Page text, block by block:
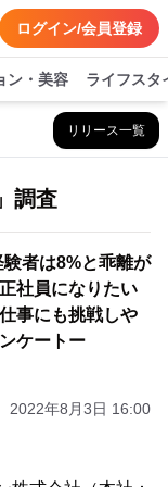
ログイン/会員登録
ン・美容 ライフスタ
リリース一覧
調査
者は8%と乖離が
社員になりたい
事にも挑戦しや
ケートー
2022年8月3日 16:00